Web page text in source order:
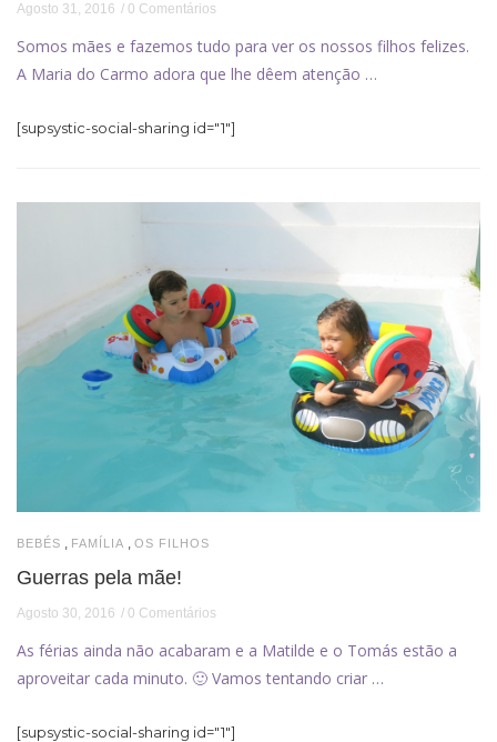
Agosto 31, 2016 0 Comentários
Somos mães e fazemos tudo para ver os nossos filhos felizes.
A Maria do Carmo adora que lhe dêem atenção …
[supsystic-social-sharing id="1"]
BEBÉS FAMÍLIA OS FILHOS
Guerras pela mãe!
Agosto 30, 2016 0 Comentários
As férias ainda não acabaram e a Matilde e o Tomás estão a
aproveitar cada minuto. 🙂 Vamos tentando criar …
[supsystic-social-sharing id="1"]